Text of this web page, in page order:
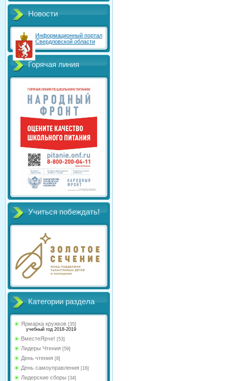
Новости
Информационный портал
Свердловской области
Горячая линия
Учиться побеждать!
Категории раздела
Ярмарка кружков [35]
учебный год 2018-2019
ВместеЯрче! [53]
Лидеры Чтения [59]
День чтения [8]
День самоуправления [16]
Лидерские сборы [34]